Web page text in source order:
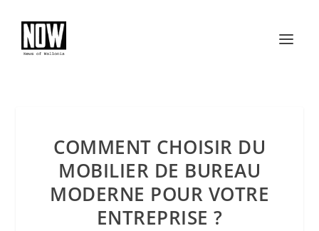
COMMENT CHOISIR DU
MOBILIER DE BUREAU
MODERNE POUR VOTRE
ENTREPRISE ?